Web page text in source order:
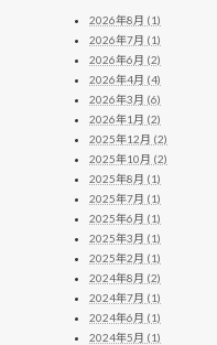
2026年8月 (1)
2026年7月 (1)
2026年6月 (2)
2026年4月 (4)
2026年3月 (6)
2026年1月 (2)
2025年12月 (2)
2025年10月 (2)
2025年8月 (1)
2025年7月 (1)
2025年6月 (1)
2025年3月 (1)
2025年2月 (1)
2024年8月 (2)
2024年7月 (1)
2024年6月 (1)
2024年5月 (1)